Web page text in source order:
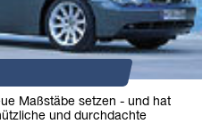
Maßstäbe setzen - und hat
und durchdachte